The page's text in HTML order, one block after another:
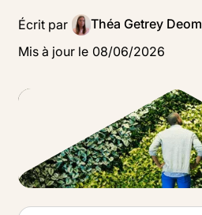
Écrit par
Théa Getrey Deom
Mis à jour le 08/06/2026